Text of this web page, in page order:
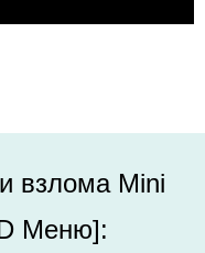
взлома Mini
Меню]: